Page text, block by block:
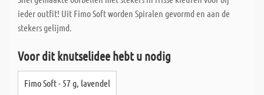
ieder outfit! Uit Fimo Soft worden Spiralen gevormd en aan de
stekers gelijmd.
Voor dit knutselidee hebt u nodig
Fimo Soft - 57 g, lavendel